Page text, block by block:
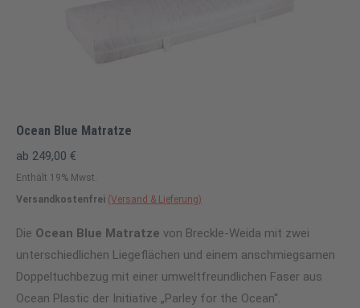
Ocean Blue Matratze
ab 249,00 €
Enthält 19% Mwst.
Versandkostenfrei (Versand & Lieferung)
Die Ocean Blue Matratze von Breckle-Weida mit zwei
unterschiedlichen Liegeflächen und einem anschmiegsamen
Doppeltuchbezug mit einer umweltfreundlichen Faser aus
Ocean Plastic der Initiative „Parley for the Ocean“.